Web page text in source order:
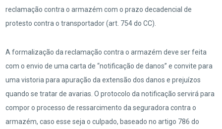
reclamação contra o armazém com o prazo decadencial de
protesto contra o transportador (art. 754 do CC).
A formalização da reclamação contra o armazém deve ser feita
com o envio de uma carta de “notificação de danos” e convite para
uma vistoria para apuração da extensão dos danos e prejuízos
quando se tratar de avarias. O protocolo da notificação servirá para
compor o processo de ressarcimento da seguradora contra o
armazém, caso esse seja o culpado, baseado no artigo 786 do